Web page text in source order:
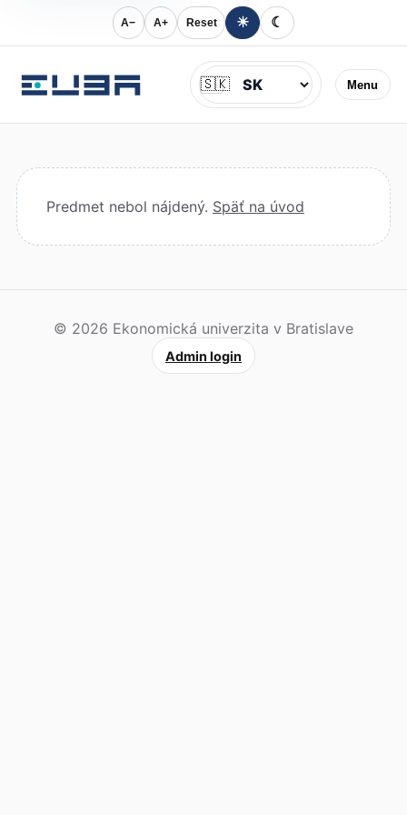
A− A+ Reset ☀ ☾
Menu
Jazyk
🇸🇰
Predmet nebol nájdený. Späť na úvod
© 2026 Ekonomická univerzita v Bratislave
Admin login